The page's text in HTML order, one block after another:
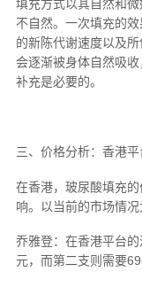
填充方式以其自然和
不自然。一次填充的
的新陈代谢速度以及
会逐渐被身体自然吸
补充是必要的。
三、价格分析：香港平
在香港，玻尿酸填充
响。以当前的市场情况
乔雅登：在香港平台
元，而第二支则需要